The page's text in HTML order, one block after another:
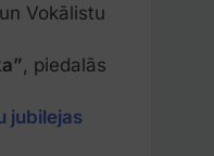
Vokālistu
, piedalās
jubilejas